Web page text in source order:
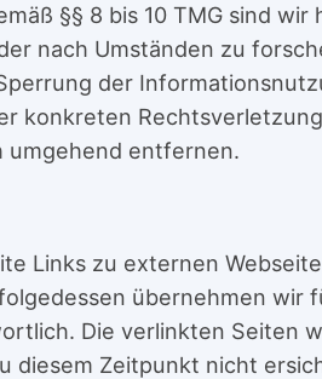
§§ 8 bis 10 TMG sind
nach Umständen zu
der
konkreten
umgehend entfernen.
Links zu externen
übernehmen
Die verlinkten Seiten
diesem Zeitpunkt nicht